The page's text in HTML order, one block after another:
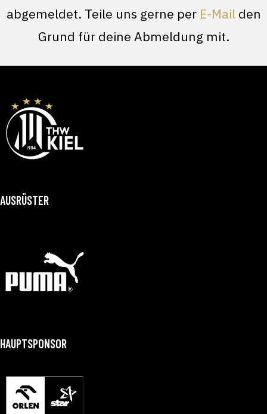
abgemeldet. Teile uns gerne per E-Mailden
Grund für deine Abmeldung mit.
AUSRÜSTER
HAUPTSPONSOR